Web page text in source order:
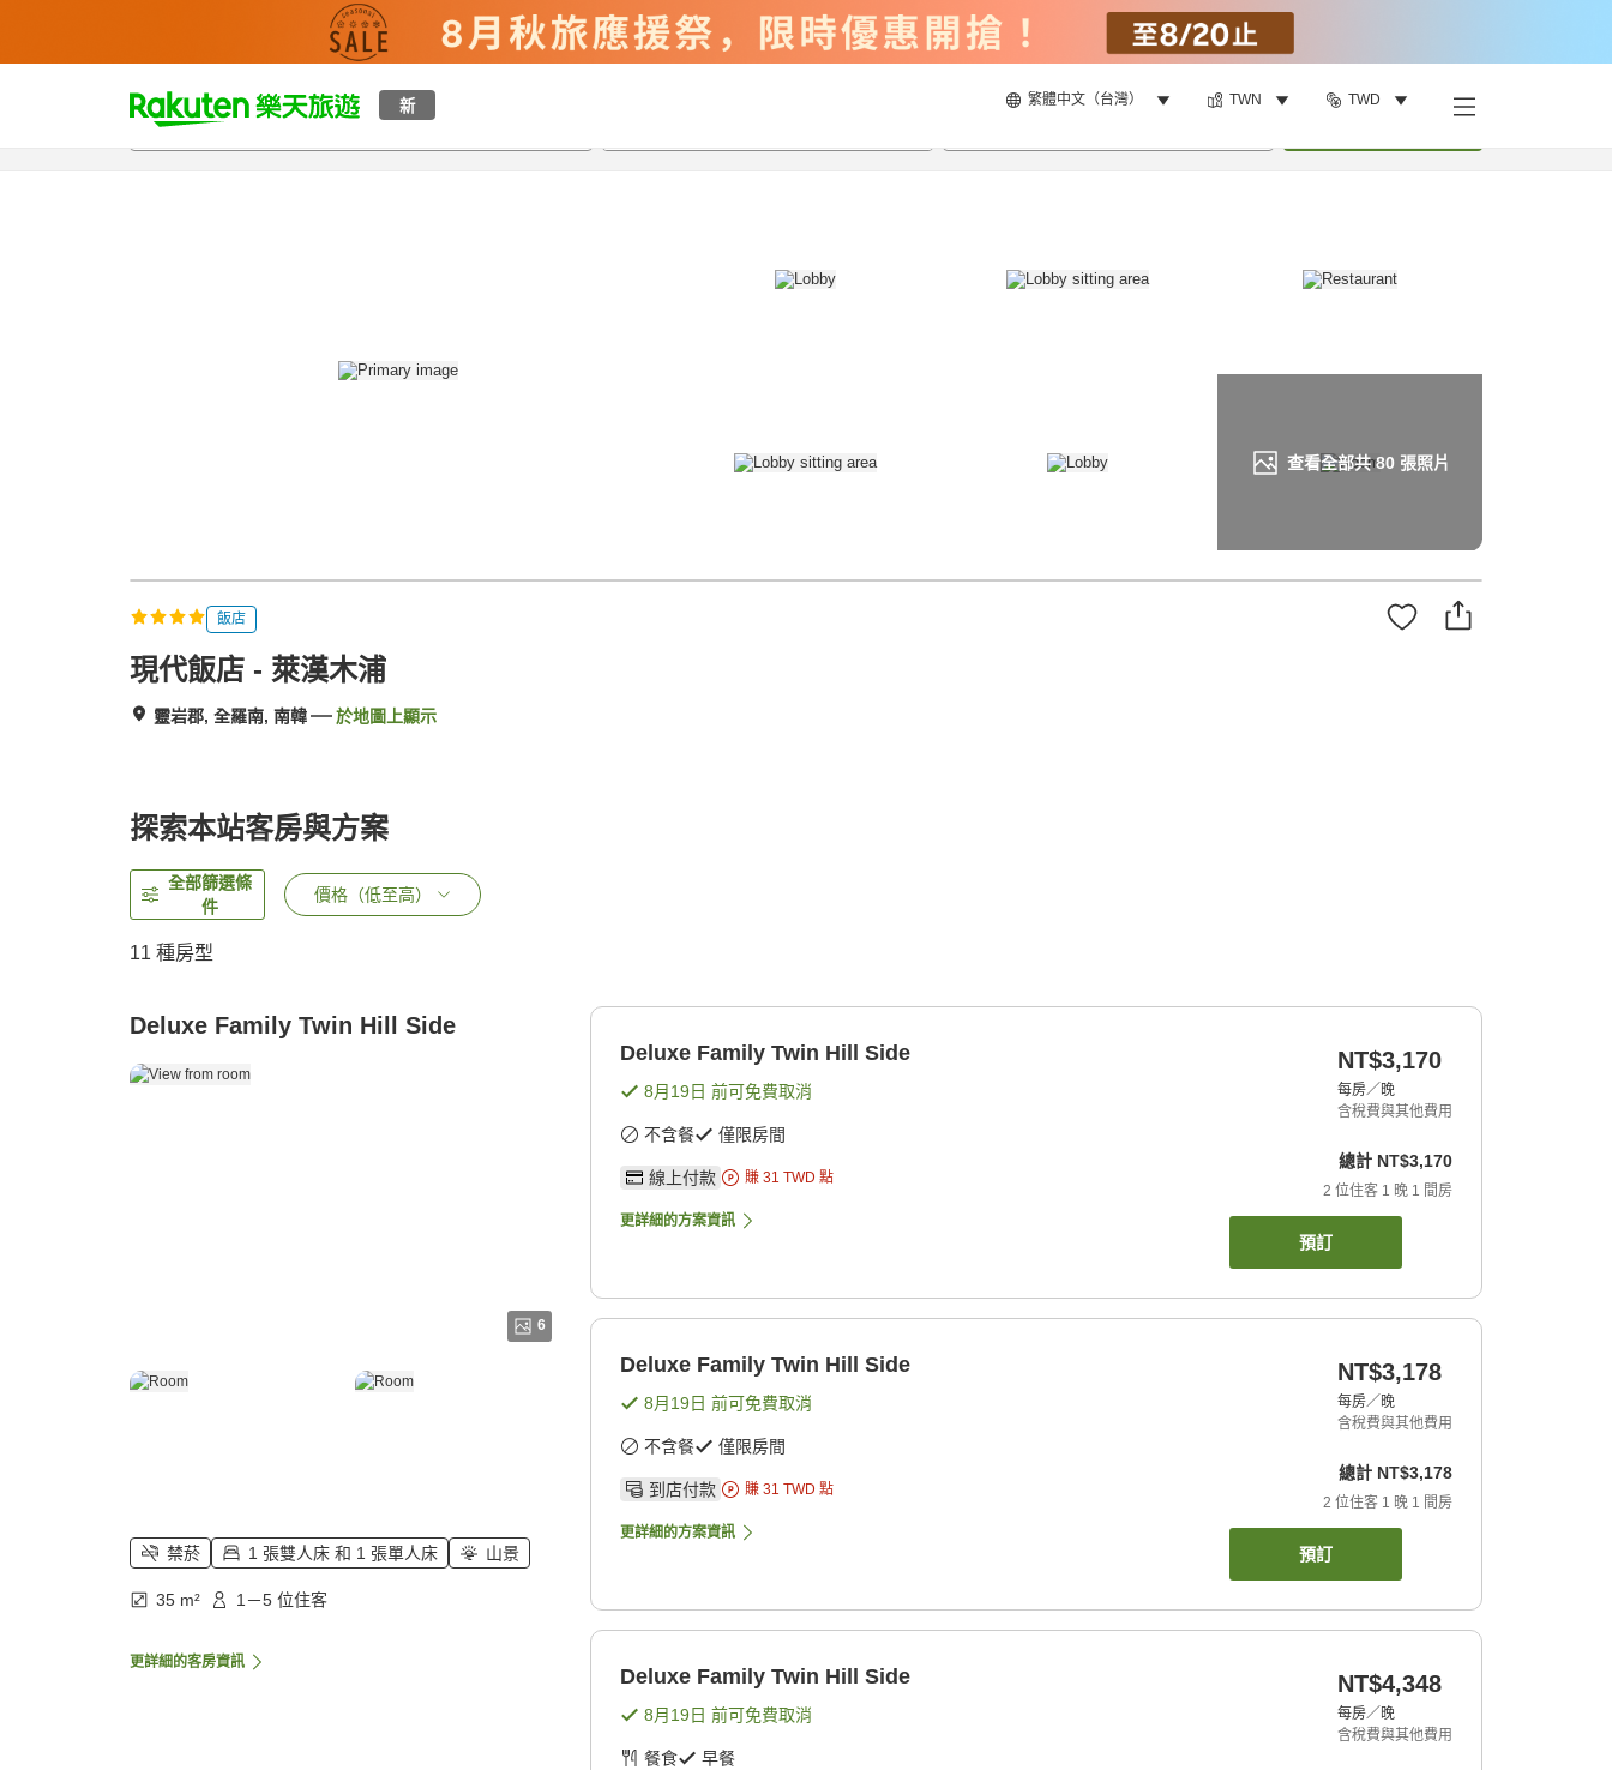
新 繁體中文（台灣） TWN TWD
t
p
查看全部共80張照片
總覽客房與方案評語設施
飯店
現代飯店 - 萊漢木浦
靈岩郡, 全羅南, 南韓 於地圖上顯示
探索本站客房與方案
全部篩選條
件
價格（低至高）
11 種房型
Deluxe Family Twin Hill Side
6
禁菸 1 張雙人床 和 1 張單人床 山景
35 m² 1－5 位住客
更詳細的客房資訊
Deluxe Family Twin Hill Side
8月19日 前可免費取消
不含餐 僅限房間
線上付款 賺 31 TWD 點
更詳細的方案資訊
NT$3,170
每房／晚
含稅費與其他費用
總計 NT$3,170
2 位住客 1 晚 1 間房
預訂
Deluxe Family Twin Hill Side
8月19日 前可免費取消
不含餐 僅限房間
到店付款 賺 31 TWD 點
更詳細的方案資訊
NT$3,178
每房／晚
含稅費與其他費用
總計 NT$3,178
2 位住客 1 晚 1 間房
預訂
Deluxe Family Twin Hill Side
8月19日 前可免費取消
餐食 早餐
NT$4,348
每房／晚
含稅費與其他費用